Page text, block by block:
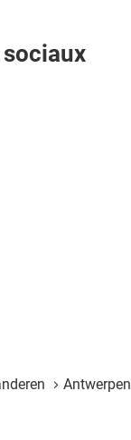
sociaux
Antwerpen